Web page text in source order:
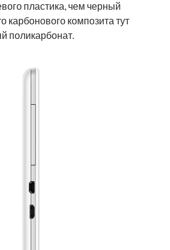
пластика, чем черный
карбонового композита тут
поликарбонат.